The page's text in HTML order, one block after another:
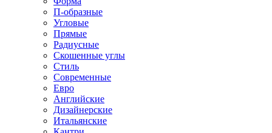
П-образные
Угловые
Прямые
Радиусные
Скошенные углы
Стиль
Современные
Евро
Английские
Дизайнерские
Итальянские